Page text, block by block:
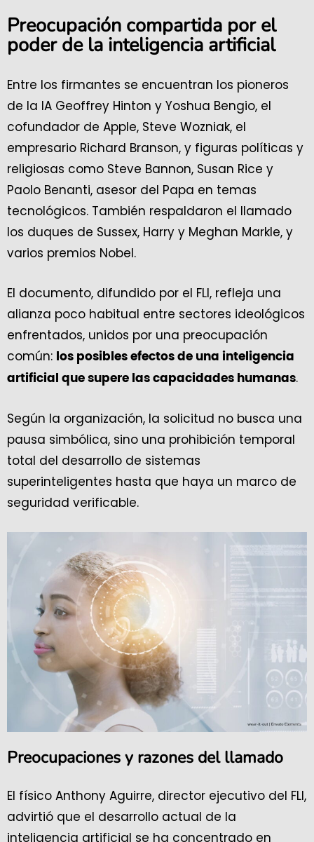
Preocupación compartida por el
poder de la inteligencia artificial
Entre los firmantes se encuentran los pioneros
de la IA Geoffrey Hinton y Yoshua Bengio, el
cofundador de Apple, Steve Wozniak, el
empresario Richard Branson, y figuras políticas y
religiosas como Steve Bannon, Susan Rice y
Paolo Benanti, asesor del Papa en temas
tecnológicos. También respaldaron el llamado
los duques de Sussex, Harry y Meghan Markle, y
varios premios Nobel.
El documento, difundido por el FLI, refleja una
alianza poco habitual entre sectores ideológicos
enfrentados, unidos por una preocupación
común: los posibles efectos de una inteligencia
artificial que supere las capacidades humanas.
Según la organización, la solicitud no busca una
pausa simbólica, sino una prohibición temporal
total del desarrollo de sistemas
superinteligentes hasta que haya un marco de
seguridad verificable.
Preocupaciones y razones del llamado
El físico Anthony Aguirre, director ejecutivo del FLI,
advirtió que el desarrollo actual de la
inteligencia artificial se ha concentrado en